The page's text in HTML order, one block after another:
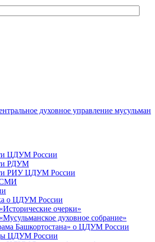
духовное управление мусульман
ЦДУМ России
РДУМ
РИУ ЦДУМ России
СМИ
о ЦДУМ России
очерки»
духовное собрание»
Башкортостана» о ЦДУМ России
ЦДУМ России